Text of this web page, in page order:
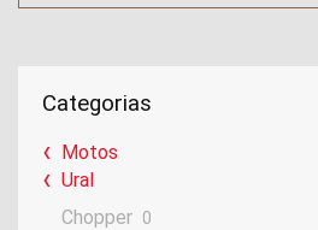
Categorias
Motos
Ural
Chopper 0